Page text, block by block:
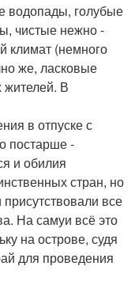
водопады, голубые
чистые нежно -
климат (немного
же, ласковые
В
в отпуске с
постарше -
и обилия
стран, но
все
На самуи всё это
на острове, судя
для проведения